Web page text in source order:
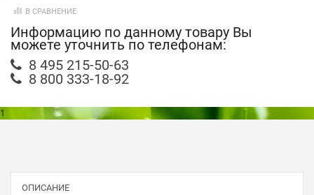
В СРАВНЕНИЕ
Информацию по данному товару Вы
можете уточнить по телефонам:
8 495 215-50-63
8 800 333-18-92
1
ОПИСАНИЕ